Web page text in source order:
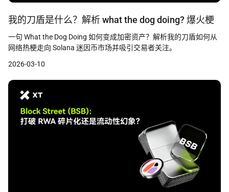
我的刀盾是什么？解析 what the dog doing? 爆火梗
一句 What the Dog Doing 如何变成加密资产？解析我的刀盾如何从
网络热梗走向 Solana 迷因币市场并吸引交易者关注。
2026-03-10